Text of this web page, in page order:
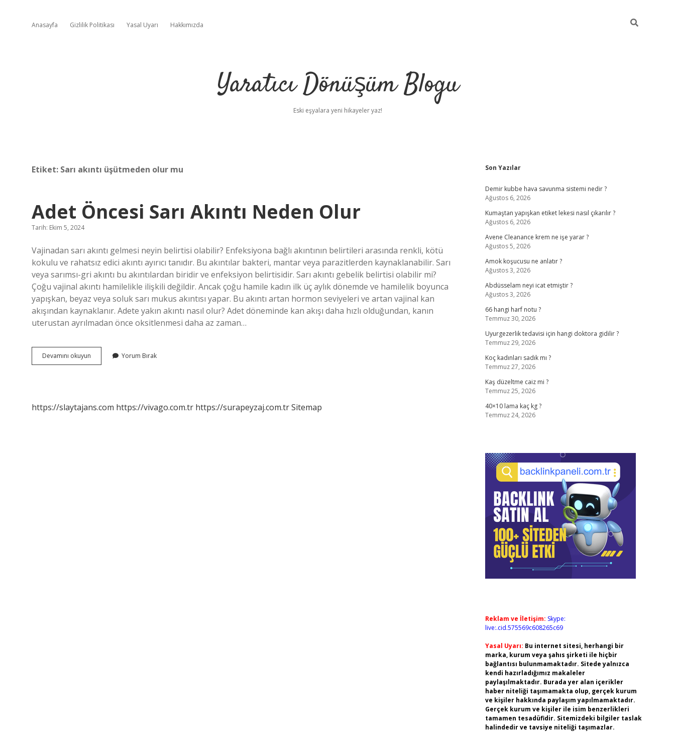
Anasayfa Gizlilik Politikası Yasal Uyarı Hakkımızda
Yaratıcı Dönüşüm Blogu
Eski eşyalara yeni hikayeler yaz!
Etiket: Sarı akıntı üşütmeden olur mu
Adet Öncesi Sarı Akıntı Neden Olur
Tarih: Ekim 5, 2024
Vajinadan sarı akıntı gelmesi neyin belirtisi olabilir? Enfeksiyona bağlı akıntının belirtileri arasında renkli, kötü
kokulu ve rahatsız edici akıntı ayırıcı tanıdır. Bu akıntılar bakteri, mantar veya parazitlerden kaynaklanabilir. Sarı
veya sarımsı-gri akıntı bu akıntılardan biridir ve enfeksiyon belirtisidir. Sarı akıntı gebelik belirtisi olabilir mi?
Çoğu vajinal akıntı hamilelikle ilişkili değildir. Ancak çoğu hamile kadın ilk üç aylık dönemde ve hamilelik boyunca
yapışkan, beyaz veya soluk sarı mukus akıntısı yapar. Bu akıntı artan hormon seviyeleri ve artan vajinal kan
akışından kaynaklanır. Adete yakın akıntı nasıl olur? Adet döneminde kan akışı daha hızlı olduğundan, kanın
uterustan ayrılmadan önce oksitlenmesi daha az zaman…
Devamını okuyun
Öncesi
Yorum Bırak
https://slaytajans.com https://vivago.com.tr https://surapeyzaj.com.trSitemap
Sidebar
Son Yazılar
Demir kubbe hava savunma sistemi nedir ?
Ağustos 6, 2026
Kumaştan yapışkan etiket lekesi nasıl çıkarılır ?
Ağustos 6, 2026
Avene Cleanance krem ne işe yarar ?
Ağustos 5, 2026
Amok koşucusu ne anlatır ?
Ağustos 3, 2026
Abdüsselam neyi icat etmiştir ?
Ağustos 3, 2026
66 hangi harf notu ?
Temmuz 30, 2026
Uyurgezerlik tedavisi için hangi doktora gidilir ?
Temmuz 29, 2026
Koç kadınları sadık mı ?
Temmuz 27, 2026
Kaş düzeltme caiz mi ?
Temmuz 25, 2026
40×10 lama kaç kg ?
Temmuz 24, 2026
Reklam ve İletişim: Skype:
live:.cid.575569c608265c69
Yasal Uyarı: Bu internet sitesi, herhangi bir
marka, kurum veya şahıs şirketi ile hiçbir
bağlantısı bulunmamaktadır. Sitede yalnızca
kendi hazırladığımız makaleler
paylaşılmaktadır. Burada yer alan içerikler
haber niteliği taşımamakta olup, gerçek kurum
ve kişiler hakkında paylaşım yapılmamaktadır.
Gerçek kurum ve kişiler ile isim benzerlikleri
tamamen tesadüfidir. Sitemizdeki bilgiler taslak
halindedir ve tavsiye niteliği taşımazlar.